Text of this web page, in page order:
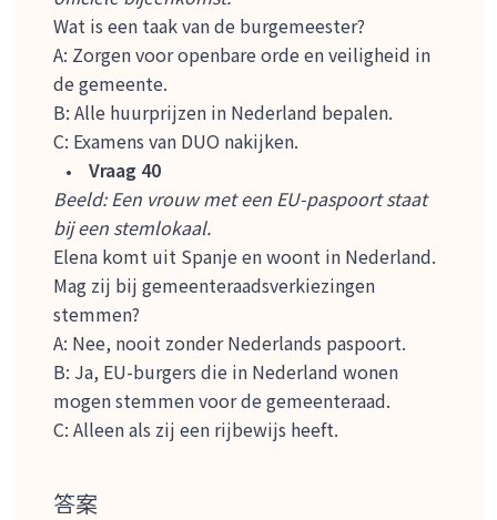
Wat is een taak van de burgemeester?
A: Zorgen voor openbare orde en veiligheid in
de gemeente.
B: Alle huurprijzen in Nederland bepalen.
C: Examens van DUO nakijken.
Vraag 40
Beeld: Een vrouw met een EU-paspoort staat
bij een stemlokaal.
Elena komt uit Spanje en woont in Nederland.
Mag zij bij gemeenteraadsverkiezingen
stemmen?
A: Nee, nooit zonder Nederlands paspoort.
B: Ja, EU-burgers die in Nederland wonen
mogen stemmen voor de gemeenteraad.
C: Alleen als zij een rijbewijs heeft.
答案